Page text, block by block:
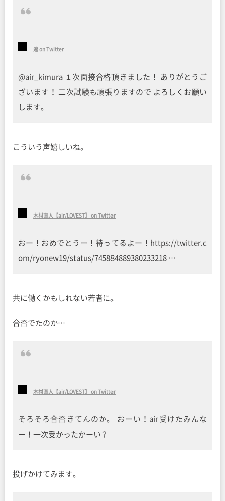
遼 on Twitter
@air_kimura １次面接合格頂きました！ ありがとうご
ざいます！ 二次試験も頑張りますので よろしくお願い
します。
こういう声嬉しいね。
木村直人【air/LOVEST】 on Twitter
おー！おめでとうー！待ってるよー！https://twitter.c
om/ryonew19/status/745884889380233218 …
共に働くかもしれない若者に。
合否でたのか…
木村直人【air/LOVEST】 on Twitter
そろそろ合否きてんのか。 おーい！air受けたみんな
ー！一次受かったかーい？
投げかけてみます。